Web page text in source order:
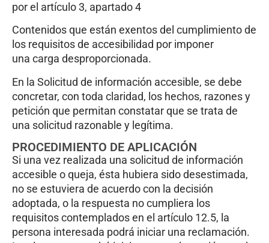
por el artículo 3, apartado 4
Contenidos que están exentos del cumplimiento de
los requisitos de accesibilidad por imponer
una carga desproporcionada.
En la Solicitud de información accesible, se debe
concretar, con toda claridad, los hechos, razones y
petición que permitan constatar que se trata de
una solicitud razonable y legítima.
PROCEDIMIENTO DE APLICACIÓN
Si una vez realizada una solicitud de información
accesible o queja, ésta hubiera sido desestimada,
no se estuviera de acuerdo con la decisión
adoptada, o la respuesta no cumpliera los
requisitos contemplados en el artículo 12.5, la
persona interesada podrá iniciar una reclamación.